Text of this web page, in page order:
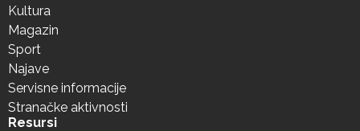
Kultura
Magazin
Sport
Najave
Servisne informacije
Stranačke aktivnosti
Resursi